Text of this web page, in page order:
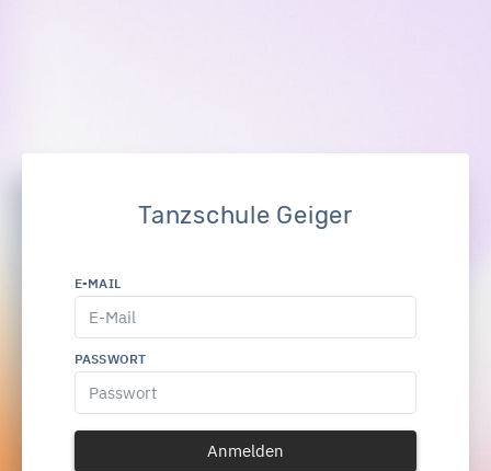
Tanzschule Geiger
E-MAIL
PASSWORT
Anmelden